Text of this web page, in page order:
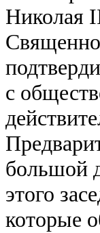
Николая
с
большой
этого
которые